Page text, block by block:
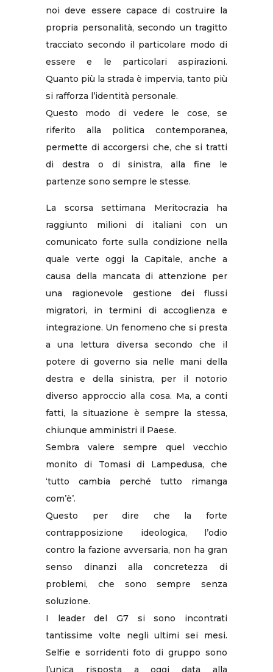
noi deve essere capace di costruire la
propria personalità, secondo un tragitto
tracciato secondo il particolare modo di
essere e le particolari aspirazioni.
Quanto più la strada è impervia, tanto più
si rafforza l’identità personale.
Questo modo di vedere le cose, se
riferito alla politica contemporanea,
permette di accorgersi che, che si tratti
di destra o di sinistra, alla fine le
partenze sono sempre le stesse.
La scorsa settimana Meritocrazia ha
raggiunto milioni di italiani con un
comunicato forte sulla condizione nella
quale verte oggi la Capitale, anche a
causa della mancata di attenzione per
una ragionevole gestione dei flussi
migratori, in termini di accoglienza e
integrazione. Un fenomeno che si presta
a una lettura diversa secondo che il
potere di governo sia nelle mani della
destra e della sinistra, per il notorio
diverso approccio alla cosa. Ma, a conti
fatti, la situazione è sempre la stessa,
chiunque amministri il Paese.
Sembra valere sempre quel vecchio
monito di Tomasi di Lampedusa, che
‘tutto cambia perché tutto rimanga
com’è’.
Questo per dire che la forte
contrapposizione ideologica, l’odio
contro la fazione avversaria, non ha gran
senso dinanzi alla concretezza di
problemi, che sono sempre senza
soluzione.
I leader del G7 si sono incontrati
tantissime volte negli ultimi sei mesi.
Selfie e sorridenti foto di gruppo sono
l’unica risposta a oggi data alla